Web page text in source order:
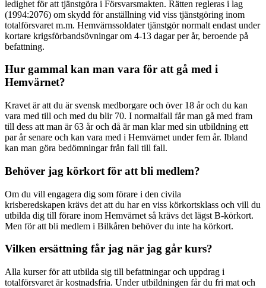
ledighet för att tjänstgöra i Försvarsmakten. Rätten regleras i lag
(1994:2076) om skydd för anställning vid viss tjänstgöring inom
totalförsvaret m.m. Hemvärnssoldater tjänstgör normalt endast under
kortare krigsförbandsövningar om 4-13 dagar per år, beroende på
befattning.
Hur gammal kan man vara för att gå med i
Hemvärnet?
Kravet är att du är svensk medborgare och över 18 år och du kan
vara med till och med du blir 70. I normalfall får man gå med fram
till dess att man är 63 år och då är man klar med sin utbildning ett
par år senare och kan vara med i Hemvärnet under fem år. Ibland
kan man göra bedömningar från fall till fall.
Behöver jag körkort för att bli medlem?
Om du vill engagera dig som förare i den civila
krisberedskapen krävs det att du har en viss körkortsklass och vill du
utbilda dig till förare inom Hemvärnet så krävs det lägst B-körkort.
Men för att bli medlem i Bilkåren behöver du inte ha körkort.
Vilken ersättning får jag när jag går kurs?
Alla kurser för att utbilda sig till befattningar och uppdrag i
totalförsvaret är kostnadsfria. Under utbildningen får du fri mat och